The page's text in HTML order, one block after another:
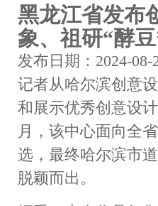
黑龙江省发布
象、祖研“酵
发布日期：2024-
记者从哈尔滨创意
和展示优秀创意设
月，该中心面向全
选，最终哈尔滨市
脱颖而出。